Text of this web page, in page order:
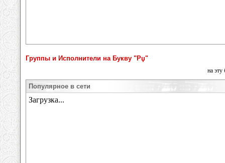
Группы и Исполнители на Букву "Рџ"
на эту
Популярное в сети